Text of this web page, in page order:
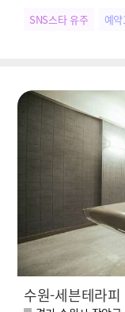
SNS스타 유주 예
수원-세븐테라피